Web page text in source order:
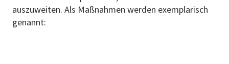
auszuweiten. Als Maßnahmen werden exemplarisch
genannt: